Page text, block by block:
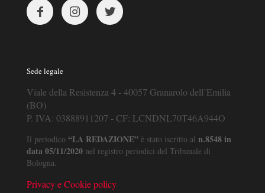
Sede legale
Viale della Resistenza 4 - 40057 Granarolo dell’Emilia
(BO)
P. IVA: 03888911207 - CF: LCNDNL70T46A944O
Il periodico “LA REDAZIONE” è stato iscritto al n.8548 in
data 05/11/2020 nel registro periodici del Tribunale di
Bologna.
Privacy e Cookie policy